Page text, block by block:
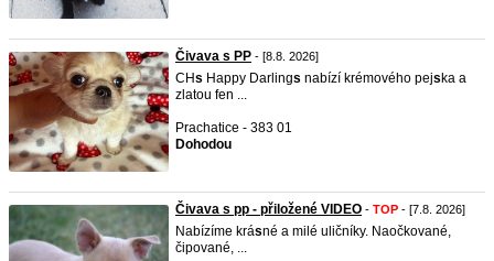
Čivava s PP - [8.8. 2026]
CHs Happy Darlings nabízí krémového pejska a
zlatou fen ...
Prachatice - 383 01
Dohodou
Čivava s pp - přiložené VIDEO - TOP - [7.8. 2026]
Nabízíme krásné a milé uličníky. Naočkované,
čipované, ...